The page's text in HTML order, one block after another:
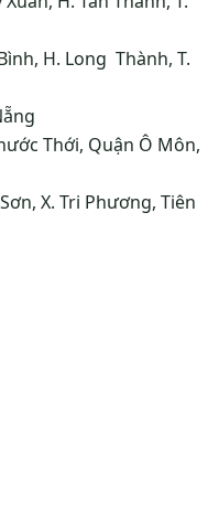
H. Long Thành, T.
Thới, Quận Ô Môn,
X. Tri Phương, Tiên